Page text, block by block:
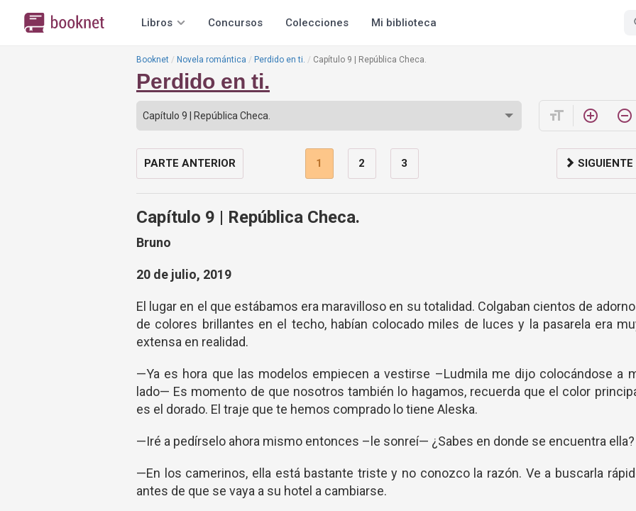
Libros Concursos Colecciones Mi biblioteca
Booknet Novela romántica Perdido en ti. Capítulo 9 | República Checa.
Perdido en ti.
format_size add_circle_outline remove_circle_outline
PARTE ANTERIOR 1 2 3 SIGUIENTE
Capítulo 9 | República Checa.
Bruno
20 de julio, 2019
El lugar en el que estábamos era maravilloso en su totalidad. Colgaban cientos de
de colores brillantes en el techo, habían colocado miles de luces y la pasarela era
extensa en realidad.
—Ya es hora que las modelos empiecen a vestirse –Ludmila me dijo colocándose a
lado— Es momento de que nosotros también lo hagamos, recuerda que el color
es el dorado. El traje que te hemos comprado lo tiene Aleska.
—Iré a pedírselo ahora mismo entonces –le sonreí— ¿Sabes en donde se encuentra ella?
—En los camerinos, ella está bastante triste y no conozco la razón. Ve a buscarla
antes de que se vaya a su hotel a cambiarse.